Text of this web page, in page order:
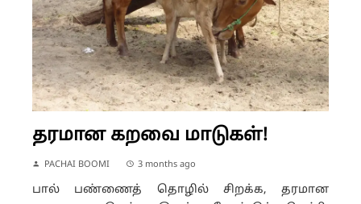
தரமான கறவை மாடுகள்!
PACHAI BOOMI 3 months ago
பால் பண்ணைத் தொழில் சிறக்க, தரமான